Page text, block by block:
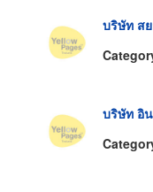
บริษัท ส
บริษัท อิ